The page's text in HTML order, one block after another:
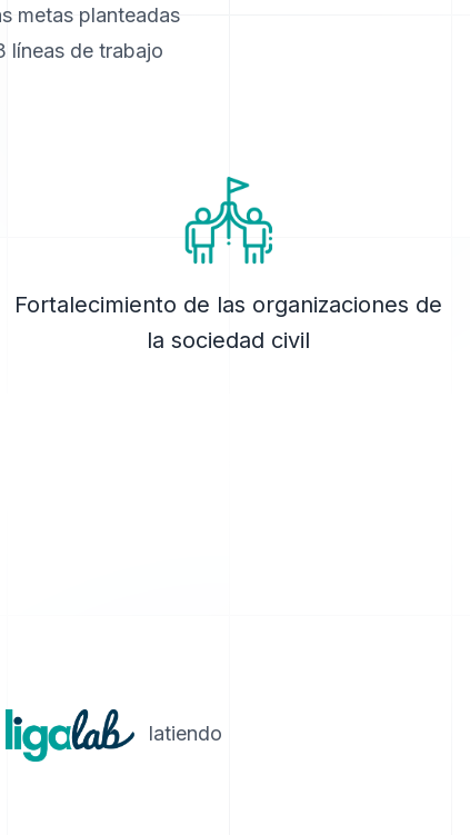
metas planteadas
líneas de trabajo
Fortalecimiento de las organizaciones de
la sociedad civil
latiendo